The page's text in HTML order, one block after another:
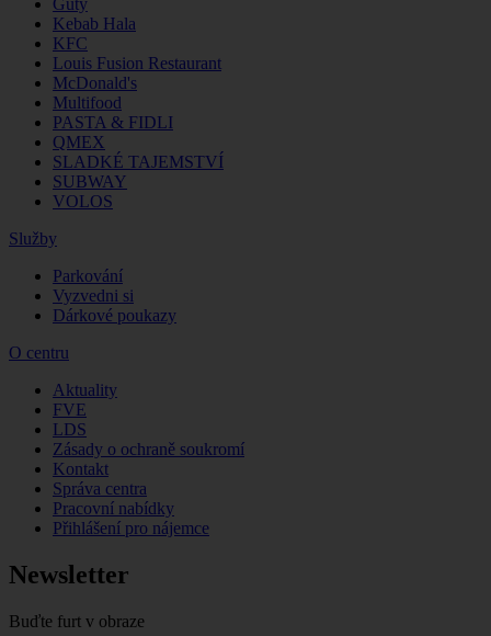
Guty
Kebab Hala
KFC
Louis Fusion Restaurant
McDonald's
Multifood
PASTA & FIDLI
QMEX
SLADKÉ TAJEMSTVÍ
SUBWAY
VOLOS
Služby
Parkování
Vyzvedni si
Dárkové poukazy
O centru
Aktuality
FVE
LDS
Zásady o ochraně soukromí
Kontakt
Správa centra
Pracovní nabídky
Přihlášení pro nájemce
Newsletter
Buďte furt v obraze